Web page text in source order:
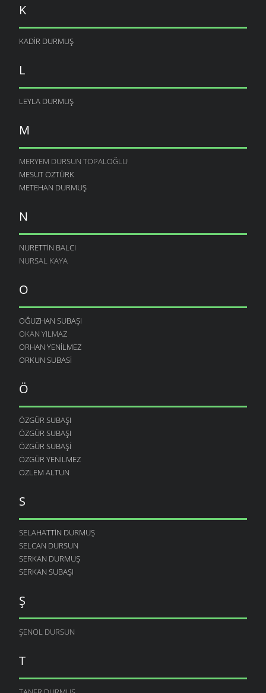
K
KADIR DURMUŞ
L
LEYLA DURMUŞ
M
MERYEM DURSUN TOPALOĞLU
MESUT ÖZTÜRK
METEHAN DURMUŞ
N
NURETTIN BALCI
NURSAL KAYA
O
OĞUZHAN SUBAŞI
OKAN YILMAZ
ORHAN YENILMEZ
ORKUN SUBASI
Ö
ÖZGÜR SUBAŞI
ÖZGÜR SUBAŞI
ÖZGÜR SUBAŞI
ÖZGÜR YENILMEZ
ÖZLEM ALTUN
S
SELAHATTIN DURMUŞ
SELCAN DURSUN
SERKAN DURMUŞ
SERKAN SUBAŞI
Ş
ŞENOL DURSUN
T